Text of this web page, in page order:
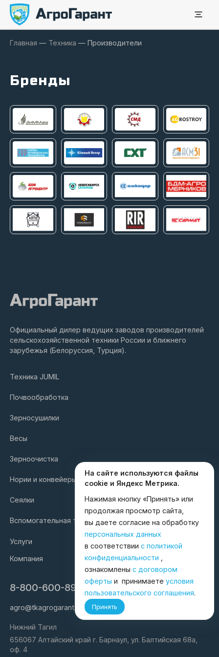
Главная — Техника — Производители
Бренды
Официальный дилер ведущих заводов производителей
сельскохозяйственной техники России и ближнего
зарубежья (Белоруссия, Турция).
Техника JUMIL
Почвообработка
Зерносушилки
Весы
Зерноочистка
Нории и конвейеры
Сеялки
Вспомогательная техника
Услуги
Компания
8-800-600-8998
agro@tkagrogarant.ru
Нижний Тагил
656067 Алтайский край г. Барнаул, ул. Балтийская 68а,
оф. 4
На сайте используются файлы
cookie и Яндекс Метрика.
Нажимая кнопку «Принять» или
продолжая просмотр сайта,
вы даете согласие на обработку
персональных данных
в соответствии с политикой
конфиденциальности ,
ознакомлены с договором
оферты и принимаете условия
пользовательского соглашения.
Принять